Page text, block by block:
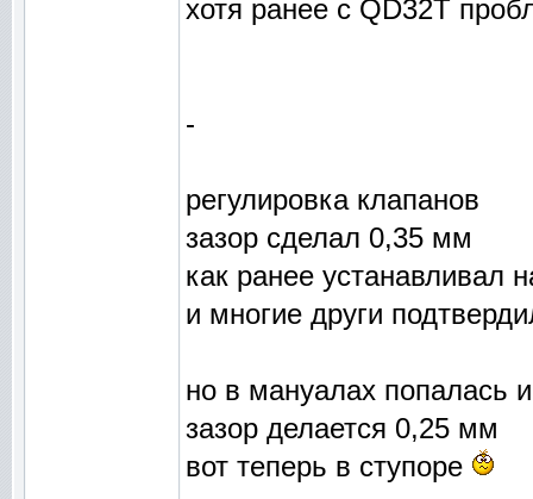
хотя ранее с QD32T
-
регулировка клапанов
зазор сделал 0,35 мм
как ранее устанавливал
и многие други
но в мануалах попалась
зазор делается 0,25 мм
вот теперь в ступоре